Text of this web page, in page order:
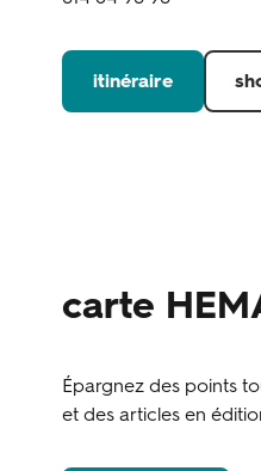
itinéraire
carte
Épargnez des points
et des articles en